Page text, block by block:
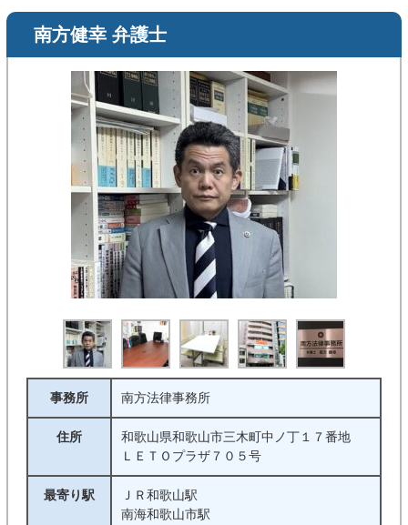
南方健幸 弁護士
事務所 南方法律事務所
住所
和歌山県和歌山市三木町中ノ丁１７番地
ＬＥＴＯプラザ７０５号
最寄り駅
ＪＲ和歌山駅
南海和歌山市駅